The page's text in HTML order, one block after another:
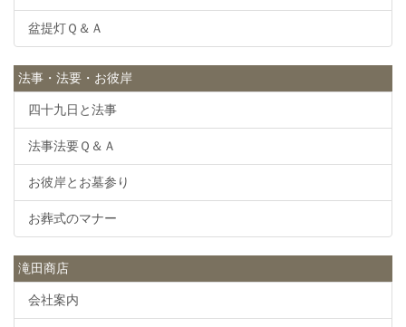
盆提灯Ｑ＆Ａ
法事・法要・お彼岸
四十九日と法事
法事法要Ｑ＆Ａ
お彼岸とお墓参り
お葬式のマナー
滝田商店
会社案内